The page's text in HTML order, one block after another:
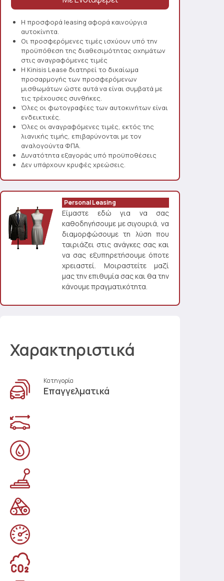
Η προσφορά leasing αφορά καινούργια
αυτοκίνητα.
Οι προσφερόμενες τιμές ισχύουν υπό την
προϋπόθεση της διαθεσιμότητας οχημάτων
στις αναγραφόμενες τιμές
Η Kinisis Lease διατηρεί το δικαίωμα
προσαρμογής των προσφερόμενων
μισθωμάτων ώστε αυτά να είναι συμβατά με
τις τρέχουσες συνθήκες.
Όλες οι φωτογραφίες των αυτοκινήτων είναι
ενδεικτικές.
Όλες οι αναγραφόμενες τιμές, εκτός της
λιανικής τιμής, επιβαρύνονται με τον
αναλογούντα ΦΠΑ.
Δυνατότητα εξαγοράς υπό προϋποθέσεις
Δεν υπάρχουν κρυφές χρεώσεις.
Personal Leasing
Είμαστε εδώ για να σας
καθοδηγήσουμε με σιγουριά, να
διαμορφώσουμε τη λύση που
ταιριάζει στις ανάγκες σας και
να σας εξυπηρετήσουμε όποτε
χρειαστεί. Μοιραστείτε μαζί
μας την επιθυμία σας και θα την
κάνουμε πραγματικότητα.
Χαρακτηριστικά
Κατηγορία
Επαγγελματικά